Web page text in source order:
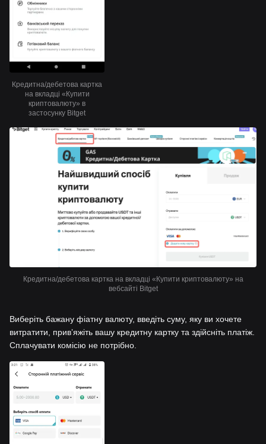
Кредитна/дебетова картка
на вкладці «Купити
криптовалюту» в
застосунку Bitget
Кредитна/дебетова картка на вкладці «Купити криптовалюту» на
вебсайті Bitget
Виберіть бажану фіатну валюту, введіть суму, яку ви хочете
витратити, привʼяжіть вашу кредитну картку та здійсніть платіж.
Сплачувати комісію не потрібно.